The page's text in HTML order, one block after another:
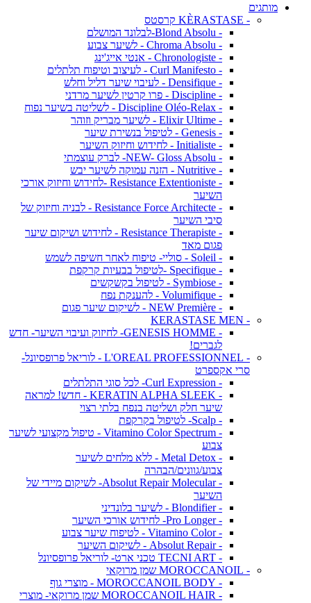
מותגים
- KÈRASTASE קרסטס
- Blond Absolu-לבלונד המושלם
- Chroma Absolu - לשיער צבוע
- Chronologiste - אנטי אייג'ינג
- Curl Manifesto - לעיצוב וטיפוח תלתלים
- Densifique - לעיבוי שיער דליל וחלש
- Discipline - פרו קרטין לשיער מרדני
- Discipline Oléo-Relax - לשליטה בשיער נפוח
- Elixir Ultime - לשיער מבריק וזוהר
- Genesis - לטיפול בנשירת שיער
- Initialiste - לחידוש וחיזוק השיער
- NEW- Gloss Absolu- לברק עוצמתי
- Nutritive - הזנה עמוקה לשיער יבש
- Resistance Extentioniste -לחידוש וחיזוק אורכי
השיער
- Resistance Force Architecte - לבניה וחיזוק של
סיבי השיער
- Resistance Therapiste - לחידוש ושיקום שיער
פגום מאד
- Soleil - סוליי- טיפוח לאחר חשיפה לשמש
- Specifique -לטיפול בבעיות קרקפת
- Symbiose - לטיפול בקשקשים
- Volumifique - להענקת נפח
- NEW Première - לשיקום שיער פגום
- KERASTASE MEN
- GENESIS HOMME- לחיזוק ועיבוי השיער- חדש
לגברים!
- L'OREAL PROFESSIONNEL - לוריאל פרופסיונל-
סרי אקספרט
- Curl Expression- לכל סוגי התלתלים
- KERATIN ALPHA SLEEK - חדש! למראה
שיער חלק ושליטה בנפח בלתי רצוי
- Scalp- לטיפול בקרקפת
- Vitamino Color Spectrum - טיפול מקצועי לשיער
צבוע
- Metal Detox - ללא מלחים לשיער
צבוע/גוונים/הבהרה
- Absolut Repair Molecular- לשיקום מיידי של
השיער
- Blondifier - לשיער בלונדיני
- Pro Longer- לחידוש אורכי השיער
- Vitamino Color - לטיפוח שיער צבוע
- Absolut Repair - לשיקום השיער
- TECNI ART טכני ארט- לוריאל פרופסיונל
- MOROCCANOIL שמן מרוקאי
- MOROCCANOIL BODY - מוצרי גוף
- MOROCCANOIL HAIR שמן מרוקאי- מוצרי